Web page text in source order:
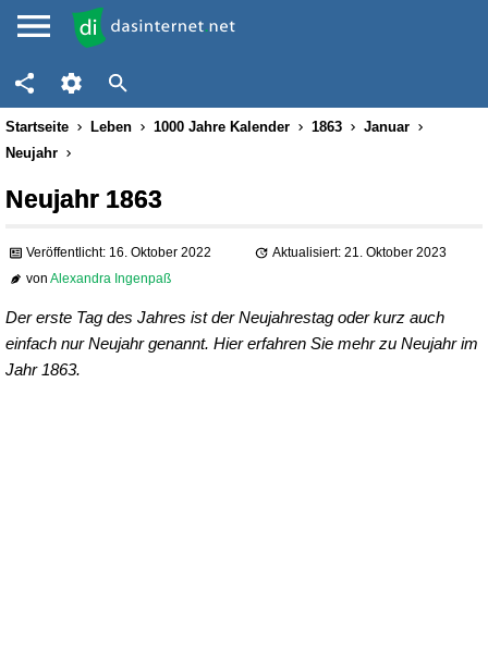
Startseite Leben 1000 Jahre Kalender 1863
Januar
Neujahr
Neujahr 1863
Veröffentlicht: 16. Oktober 2022
Aktualisiert: 21. Oktober 2023
vonAlexandra Ingenpaß
Der erste Tag des Jahres ist der Neujahrestag oder kurz auch
einfach nur Neujahr genannt. Hier erfahren Sie mehr zu Neujahr im
Jahr 1863.